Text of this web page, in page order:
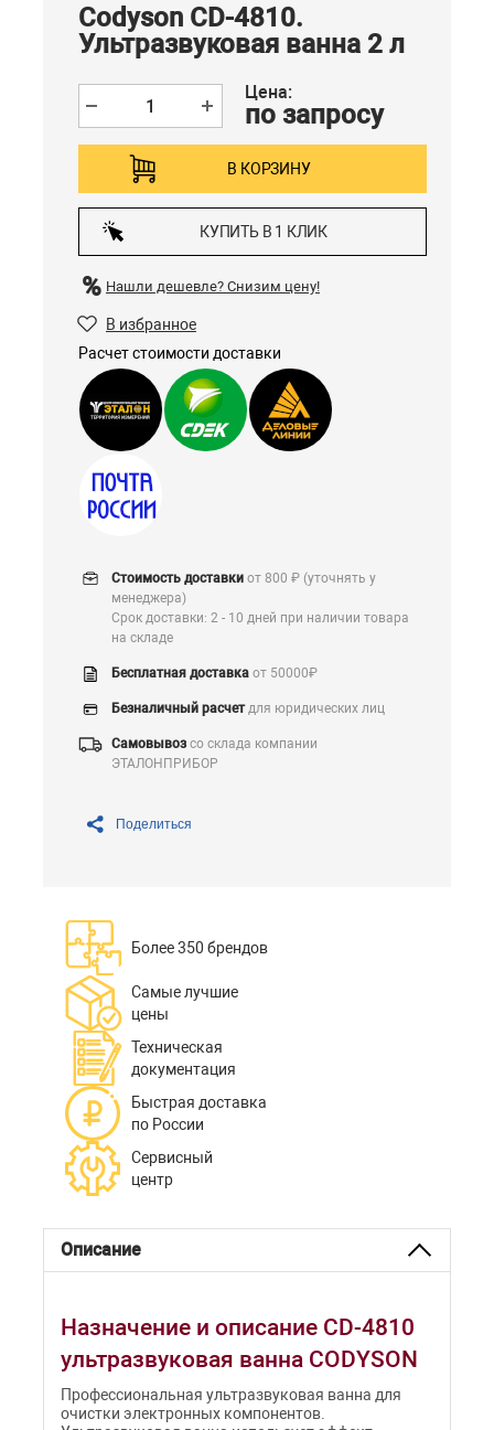
Codyson CD-4810.
Ультразвуковая ванна 2 л
Цена:
по запросу
В КОРЗИНУ
КУПИТЬ В 1 КЛИК
Нашли дешевле? Снизим цену!
В избранное
Расчет стоимости доставки
Стоимость доставки от 800 ₽ (уточнять у
менеджера)
Срок доставки: 2 - 10 дней при наличии товара
на складе
Бесплатная доставка от 50000₽
Безналичный расчетдля юридических лиц
Самовывозсо склада компании
ЭТАЛОНПРИБОР
Поделиться
Более 350 брендов
Самые лучшие
цены
Техническая
документация
Быстрая доставка
по России
Сервисный
центр
Описание
Назначение и описание CD-4810
ультразвуковая ванна CODYSON
Профессиональная ультразвуковая ванна для
очистки электронных компонентов.